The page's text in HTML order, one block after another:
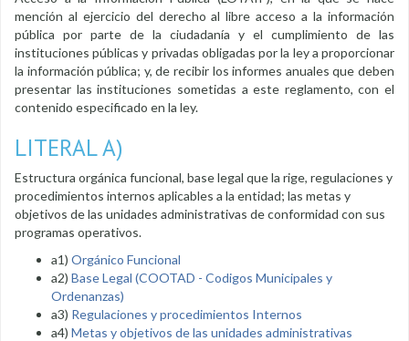
mención al ejercicio del derecho al libre acceso a la información
pública por parte de la ciudadanía y el cumplimiento de las
instituciones públicas y privadas obligadas por la ley a proporcionar
la información pública; y, de recibir los informes anuales que deben
presentar las instituciones sometidas a este reglamento, con el
contenido especificado en la ley.
LITERAL A)
Estructura orgánica funcional, base legal que la rige, regulaciones y
procedimientos internos aplicables a la entidad; las metas y
objetivos de las unidades administrativas de conformidad con sus
programas operativos.
a1) Orgánico Funcional
a2) Base Legal (COOTAD - Codigos Municipales y
Ordenanzas)
a3) Regulaciones y procedimientos Internos
a4) Metas y objetivos de las unidades administrativas